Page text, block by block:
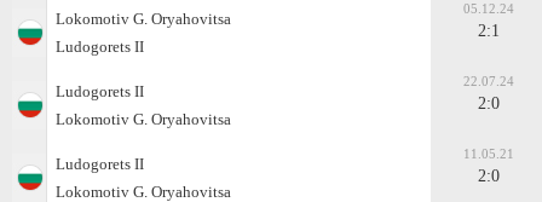
Lokomotiv G. Oryahovitsa
Ludogorets II
05.12.24
2:1
Ludogorets II
Lokomotiv G. Oryahovitsa
22.07.24
2:0
Ludogorets II
Lokomotiv G. Oryahovitsa
11.05.21
2:0